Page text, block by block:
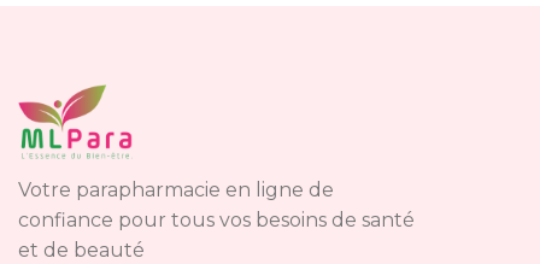
Votre parapharmacie en ligne de
confiance pour tous vos besoins de santé
et de beauté